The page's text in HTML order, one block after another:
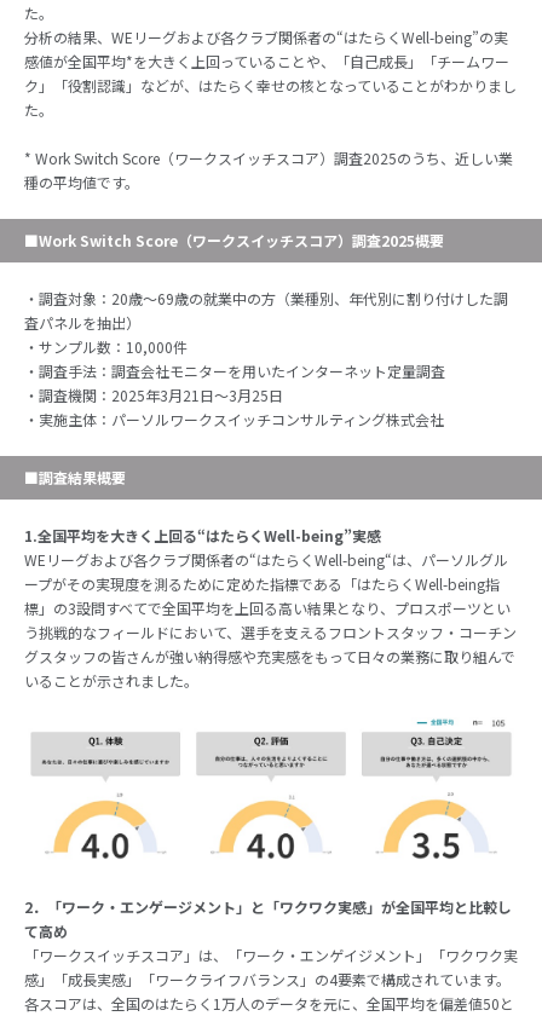
た。
分析の結果、WEリーグおよび各クラブ関係者の“はたらくWell-being”の実
感値が全国平均*を大きく上回っていることや、「自己成長」「チームワー
ク」「役割認識」などが、はたらく幸せの核となっていることがわかりまし
た。
* Work Switch Score（ワークスイッチスコア）調査2025のうち、近しい業
種の平均値です。
■Work Switch Score（ワークスイッチスコア）調査2025概要
・調査対象：20歳～69歳の就業中の方（業種別、年代別に割り付けした調
査パネルを抽出）
・サンプル数：10,000件
・調査手法：調査会社モニターを用いたインターネット定量調査
・調査機関：2025年3月21日～3月25日
・実施主体：パーソルワークスイッチコンサルティング株式会社
■調査結果概要
1.全国平均を大きく上回る“はたらくWell-being”実感
WEリーグおよび各クラブ関係者の“はたらくWell-being“は、パーソルグル
ープがその実現度を測るために定めた指標である「はたらくWell-being指
標」の3設問すべてで全国平均を上回る高い結果となり、プロスポーツとい
う挑戦的なフィールドにおいて、選手を支えるフロントスタッフ・コーチン
グスタッフの皆さんが強い納得感や充実感をもって日々の業務に取り組んで
いることが示されました。
2．「ワーク・エンゲージメント」と「ワクワク実感」が全国平均と比較し
て高め
「ワークスイッチスコア」は、「ワーク・エンゲイジメント」「ワクワク実
感」「成長実感」「ワークライフバランス」の4要素で構成されています。
各スコアは、全国のはたらく1万人のデータを元に、全国平均を偏差値50と